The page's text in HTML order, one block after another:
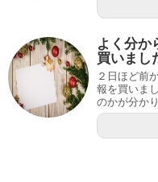
よく分か
買いまし
２日ほど前
報を買いま
のかが分か